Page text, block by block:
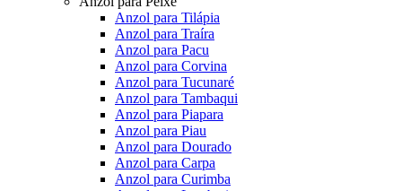
Anzol para Tilápia
Anzol para Traíra
Anzol para Pacu
Anzol para Corvina
Anzol para Tucunaré
Anzol para Tambaqui
Anzol para Piapara
Anzol para Piau
Anzol para Dourado
Anzol para Carpa
Anzol para Curimba